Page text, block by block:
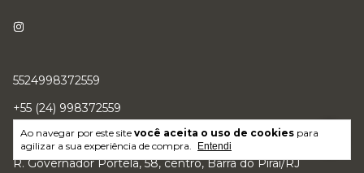
Ao navegar por este site você aceita o uso de cookies para
agilizar a sua experiência de compra.
Entendi
5524998372559
+55 (24) 998372559
sitekingjack@gmail.com
R. Governador Portela, 58, centro, Barra do Piraí/RJ